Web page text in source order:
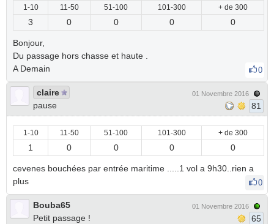
1-10 11-50 51-100 101-300 + de 300
3 0 0 0 0
Bonjour,
Du passage hors chasse et haute .
A Demain
0
claire
pause
01 Novembre 2016
81
1-10 11-50 51-100 101-300 + de 300
1 0 0 0 0
cevenes bouchées par entrée maritime .....1 vol a 9h30..rien a
plus
0
Bouba65
Petit passage !
01 Novembre 2016
65